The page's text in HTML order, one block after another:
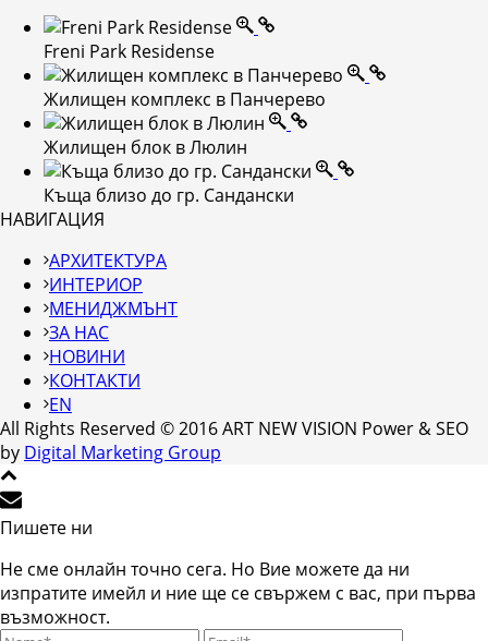
Freni Park Residense
Жилищен комплекс в Панчерево
Жилищен блок в Люлин
Къща близо до гр. Сандански
НАВИГАЦИЯ
АРХИТЕКТУРА
ИНТЕРИОР
МЕНИДЖМЪНТ
ЗА НАС
НОВИНИ
КОНТАКТИ
EN
All Rights Reserved © 2016 ART NEW VISION Power & SEO
by Digital Marketing Group
Пишете ни
Не сме онлайн точно сега. Но Вие можете да ни
изпратите имейл и ние ще се свържем с вас, при първа
възможност.